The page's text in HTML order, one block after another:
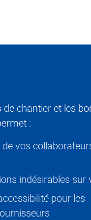
chantier et les
:
vos
indésirables sur
pour les